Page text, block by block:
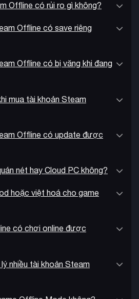
hứa hẹn sẽ mang đến trải
mong đợi nhất năm 2025.
Offline có rủi ro gì không?
Offline có save riêng
Offline có bị văng khi đang
mua tài khoản Steam
Offline có update được
nét hay Cloud PC không?
hoặc việt hoá cho game
có chơi online được
nhiều tài khoản Steam